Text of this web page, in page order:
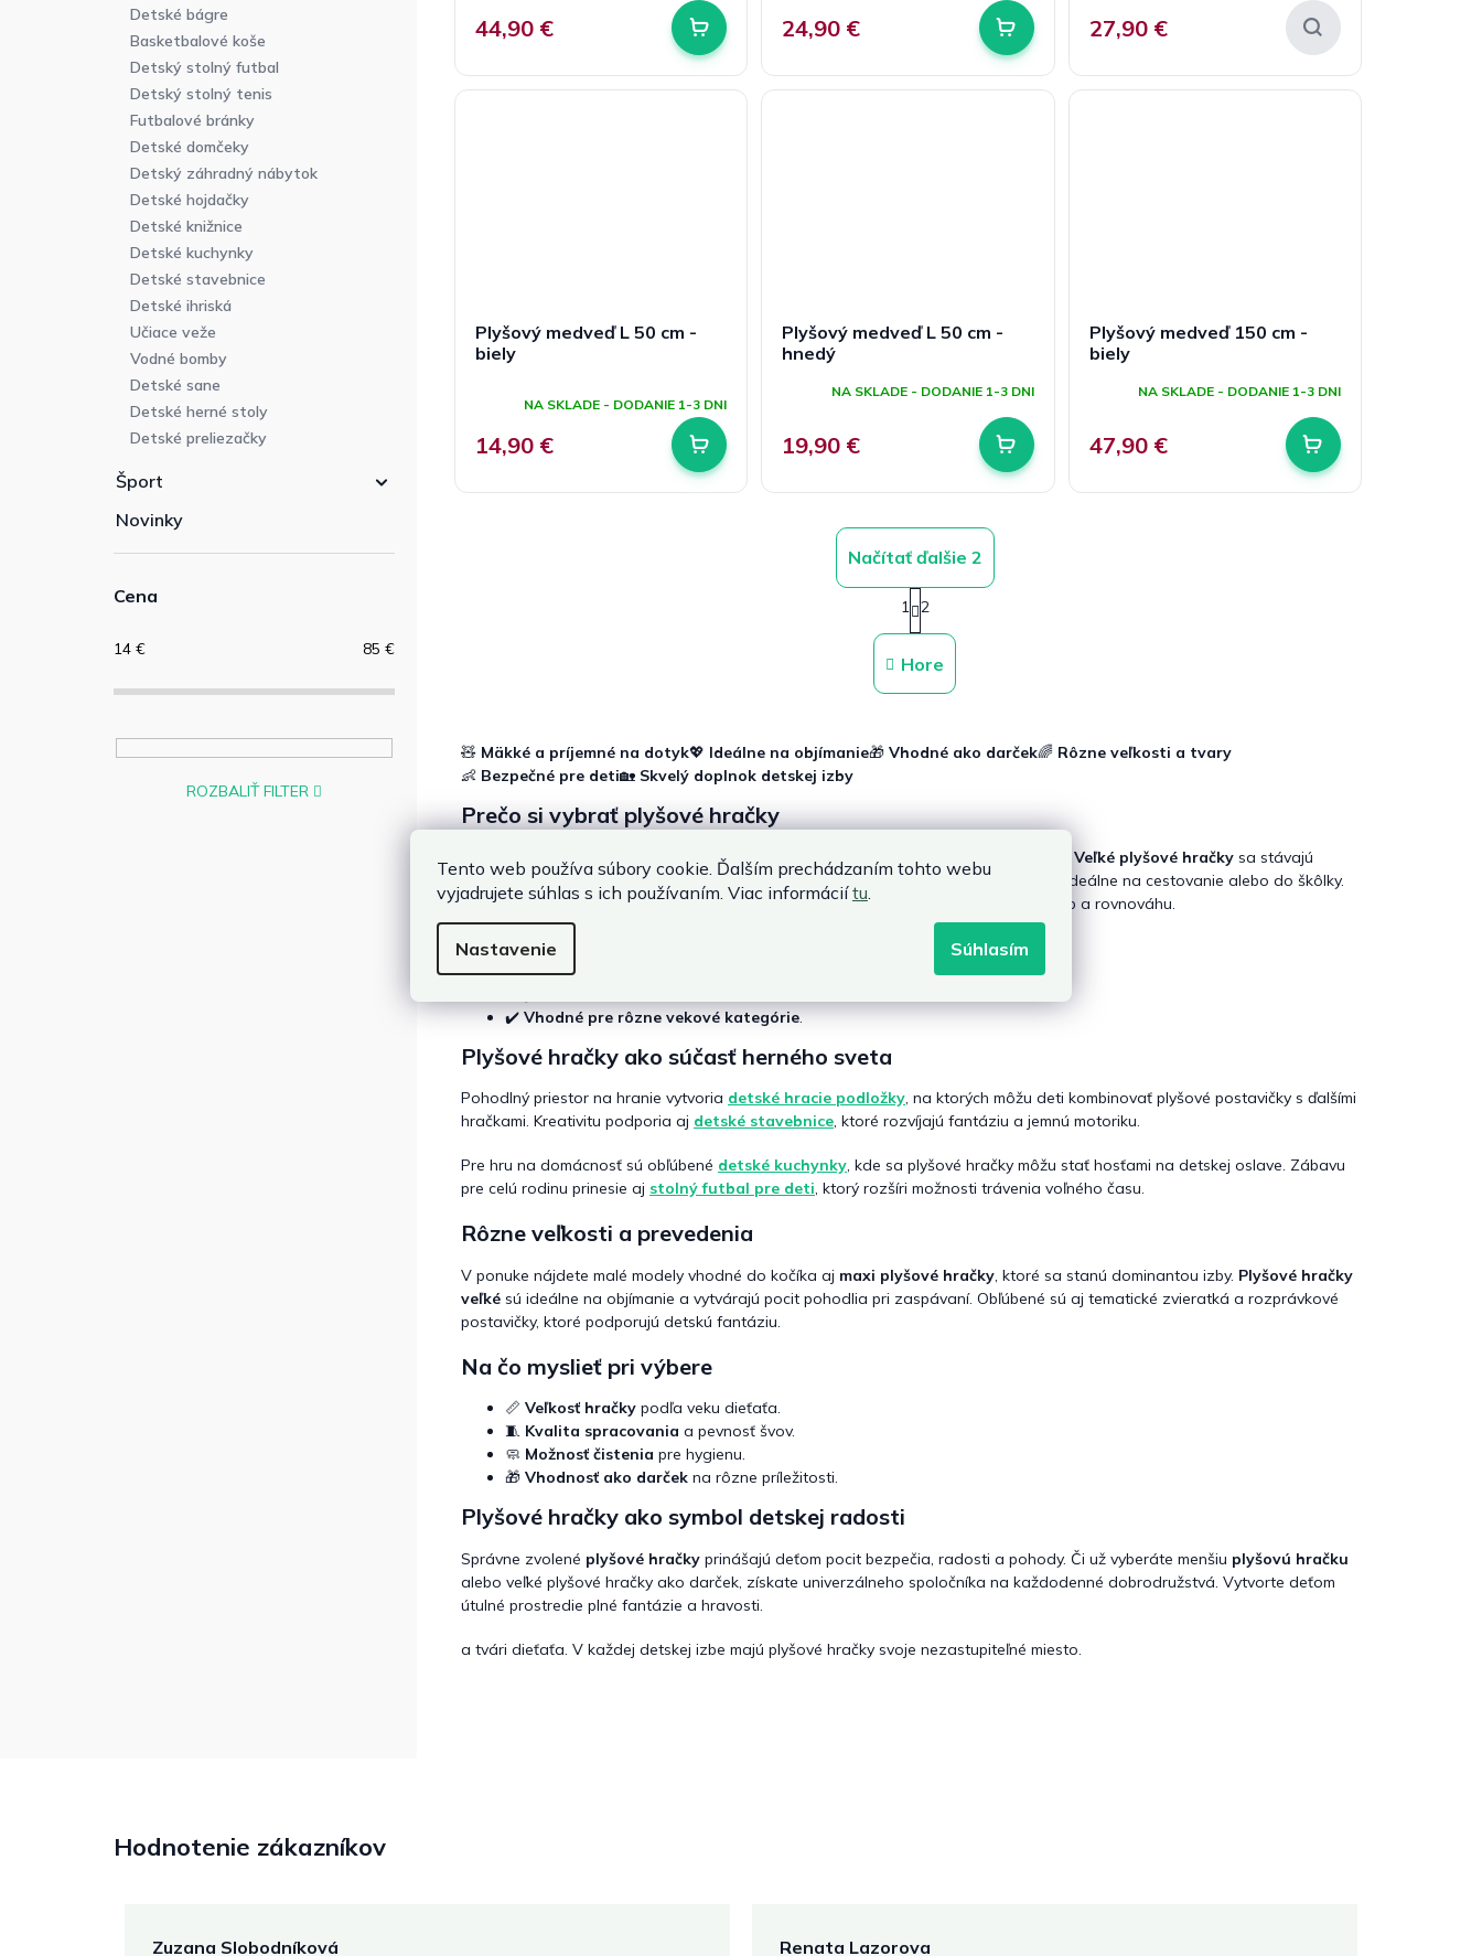
Tento web používa súbory cookie. Ďalším prechádzaním tohto webu
vyjadrujete súhlas s ich používaním. Viac informáciítu.
Nastavenie Súhlasím
Detské bágre
Basketbalové koše
Detský stolný futbal
Detský stolný tenis
Futbalové bránky
Detské domčeky
Detský záhradný nábytok
Detské hojdačky
Detské knižnice
Detské kuchynky
Detské stavebnice
Detské ihriská
Učiace veže
Vodné bomby
Detské sane
Detské herné stoly
Detské preliezačky
Šport
Novinky
Cena
14 € 85 €
ROZBALIŤ FILTER
44,90 € 24,90 € 27,90 €
Plyšový medveď L 50 cm -
biely
hodnotenie
je
5,0
5
NA SKLADE - DODANIE 1-3 DNI
14,90 €
Plyšový medveď L 50 cm -
hnedý
NA SKLADE - DODANIE 1-3 DNI
19,90 €
Plyšový medveď 150 cm -
biely
NA SKLADE - DODANIE 1-3 DNI
47,90 €
O
v
l
c
i
r
k
s
u
Načítať ďalšie 2
S
t
r
n
k
a
n
1 2
Hore
🧸 Mäkké a príjemné na dotyk💖 Ideálne na objímanie🎁 Vhodné ako darček🌈 Rôzne veľkosti a tvary
👶 Bezpečné pre deti🏡 Skvelý doplnok detskej izby
Prečo si vybrať plyšové hračky
Kvalitná plyšová hračka podporuje emocionálny vývoj dieťaťa a vytvára pocit istoty. Veľké plyšové hračky sa stávajú
dominantou izby a zároveň pohodlným spoločníkom pri oddychu. Menšie modely sú ideálne na cestovanie alebo do škôlky.
Pre aktívnejšie deti je vhodným doplnkom aj hojdacia hračka , ktorá podporuje pohyb a rovnováhu.
✔️Príjemný materiál
✔️Široký výber
✔️ Vhodné pre rôzne vekové kategórie.
Plyšové hračky ako súčasť herného sveta
Pohodlný priestor na hranie vytvoria detské hracie podložky, na ktorých môžu deti kombinovať plyšové postavičky s ďalšími
hračkami. Kreativitu podporia aj detské stavebnice, ktoré rozvíjajú fantáziu a jemnú motoriku.
Pre hru na domácnosť sú obľúbené detské kuchynky, kde sa plyšové hračky môžu stať hosťami na detskej oslave. Zábavu
pre celú rodinu prinesie aj stolný futbal pre deti, ktorý rozšíri možnosti trávenia voľného času.
Rôzne veľkosti a prevedenia
V ponuke nájdete malé modely vhodné do kočíka aj maxi plyšové hračky, ktoré sa stanú dominantou izby. Plyšové hračky
veľké sú ideálne na objímanie a vytvárajú pocit pohodlia pri zaspávaní. Obľúbené sú aj tematické zvieratká a rozprávkové
postavičky, ktoré podporujú detskú fantáziu.
Na čo myslieť pri výbere
📏 Veľkosť hračky podľa veku dieťaťa.
🧵 Kvalita spracovania a pevnosť švov.
🧼 Možnosť čistenia pre hygienu.
🎁 Vhodnosť ako darček na rôzne príležitosti.
Plyšové hračky ako symbol detskej radosti
Správne zvolené plyšové hračky prinášajú deťom pocit bezpečia, radosti a pohody. Či už vyberáte menšiu plyšovú hračku
alebo veľké plyšové hračky ako darček, získate univerzálneho spoločníka na každodenné dobrodružstvá. Vytvorte deťom
útulné prostredie plné fantázie a hravosti.
a tvári dieťaťa. V každej detskej izbe majú plyšové hračky svoje nezastupiteľné miesto.
Hodnotenie zákazníkov
Zuzana Slobodníková Renata Lazorova